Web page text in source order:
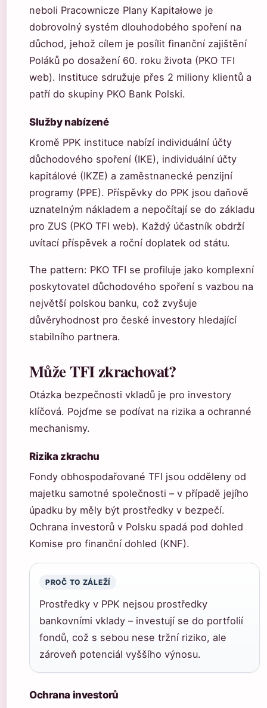
neboli Pracownicze Plany Kapitałowe je
dobrovolný systém dlouhodobého spoření na
důchod, jehož cílem je posílit finanční zajištění
Poláků po dosažení 60. roku života (PKO TFI
web). Instituce sdružuje přes 2 miliony klientů a
patří do skupiny PKO Bank Polski.
Služby nabízené
Kromě PPK instituce nabízí individuální účty
důchodového spoření (IKE), individuální účty
kapitálové (IKZE) a zaměstnanecké penzijní
programy (PPE). Příspěvky do PPK jsou daňově
uznatelným nákladem a nepočítají se do základu
pro ZUS (PKO TFI web). Každý účastník obdrží
uvítací příspěvek a roční doplatek od státu.
The pattern: PKO TFI se profiluje jako komplexní
poskytovatel důchodového spoření s vazbou na
největší polskou banku, což zvyšuje
důvěryhodnost pro české investory hledající
stabilního partnera.
Může TFI zkrachovat?
Otázka bezpečnosti vkladů je pro investory
klíčová. Pojďme se podívat na rizika a ochranné
mechanismy.
Rizika zkrachu
Fondy obhospodařované TFI jsou odděleny od
majetku samotné společnosti – v případě jejího
úpadku by měly být prostředky v bezpečí.
Ochrana investorů v Polsku spadá pod dohled
Komise pro finanční dohled (KNF).
PROČ TO ZÁLEŽÍ
Prostředky v PPK nejsou prostředky
bankovními vklady – investují se do portfolií
fondů, což s sebou nese tržní riziko, ale
zároveň potenciál vyššího výnosu.
Ochrana investorů